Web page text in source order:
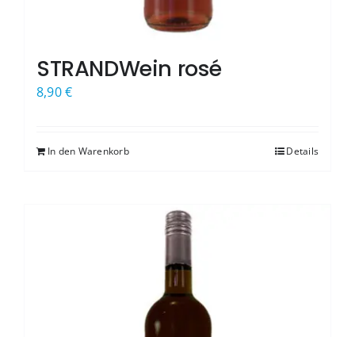
STRANDWein rosé
8,90€
In den Warenkorb Details